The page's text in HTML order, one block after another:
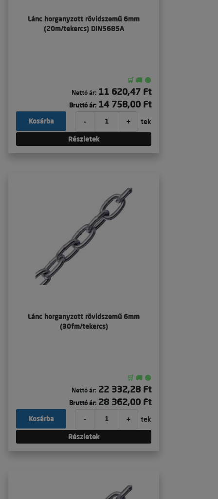
Lánc horganyzott rövidszemű 6mm
(20m/tekercs) DIN5685A
🛒 🚚 🟢
Nettó ár: 11 620,47 Ft
Bruttó ár: 14 758,00 Ft
- + tek
Kosárba
Részletek
Lánc horganyzott rövidszemű 6mm
(30fm/tekercs)
🛒 🚚 🟢
Nettó ár: 22 332,28 Ft
Bruttó ár: 28 362,00 Ft
- + tek
Kosárba
Részletek